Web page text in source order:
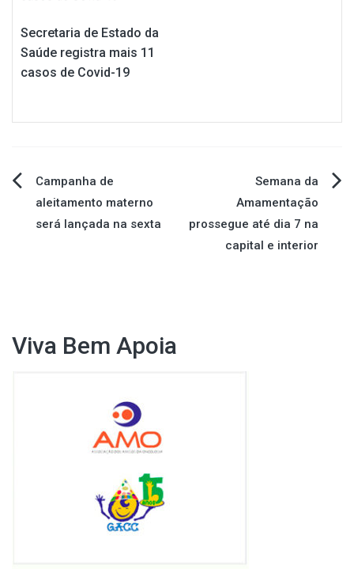
Secretaria de Estado da
Saúde registra mais 11
casos de Covid-19
Navegação
de
Campanha de
aleitamento materno
será lançada na sexta
Semana da
Amamentação
prossegue até dia 7 na
capital e interior
Viva Bem Apoia